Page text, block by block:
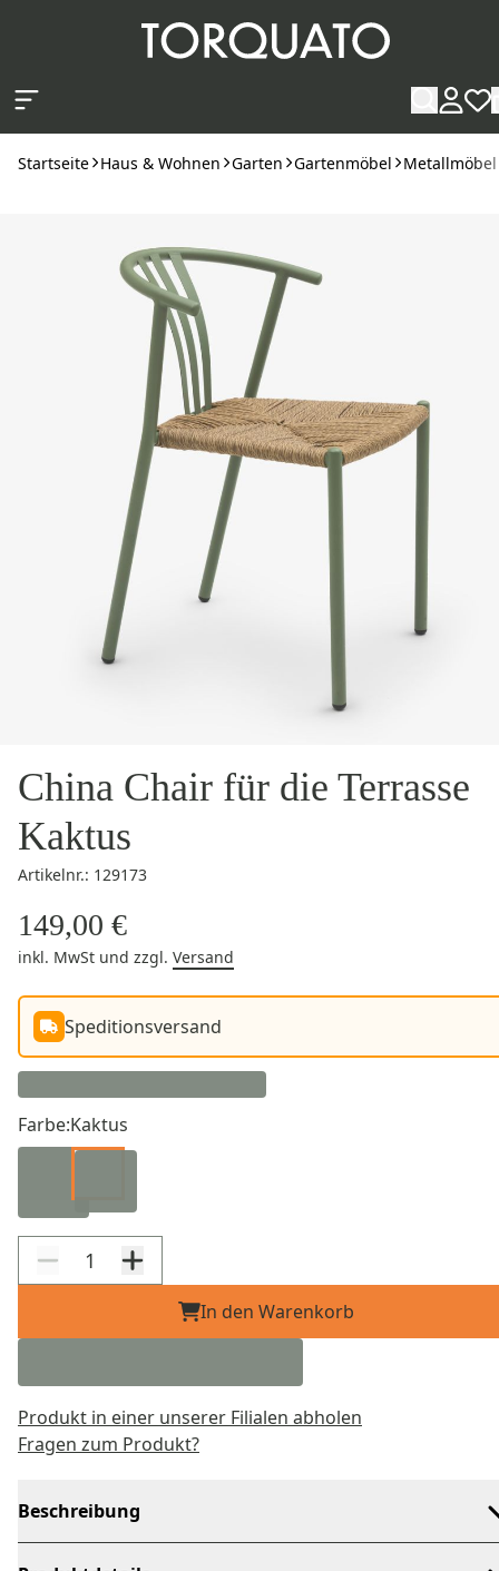
Startseite Haus & Wohnen Garten Gartenmöbel Metallmöbel
China Chair für die Terrasse
Kaktus
Artikelnr.: 129173
149,00 €
inkl. MwSt und zzgl. Versand
Speditionsversand
Farbe:Kaktus
In den Warenkorb
Produkt in einer unserer Filialen abholen
Fragen zum Produkt?
Beschreibung